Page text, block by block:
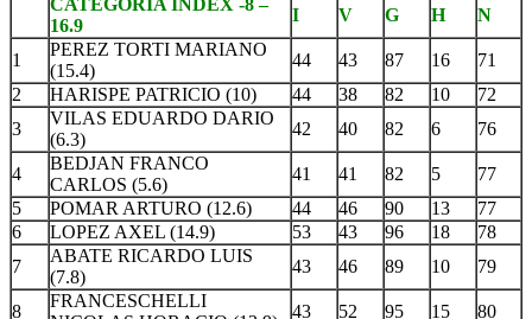
16.9
I V G H N
1
PEREZ TORTI MARIANO
(15.4)
44 43 87 16
71
2
HARISPE PATRICIO (10) 44 38 82 10
72
3
VILAS EDUARDO DARIO
(6.3)
42 40 82 6 76
4
BEDJAN FRANCO
CARLOS (5.6)
41 41 82 5
77
5
POMAR ARTURO (12.6) 44 46 90 13
77
6
LOPEZ AXEL (14.9) 53 43 96 18
78
7
ABATE RICARDO LUIS
(7.8)
43 46 89 10 79
8
FRANCESCHELLI
43 52 95 15 80